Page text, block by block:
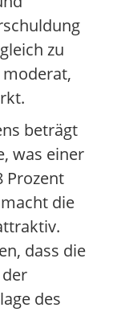
zu
beträgt
was einer
Prozent
die
dass die
des